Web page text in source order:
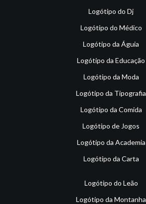
Logótipo do Dj
Logótipo do Médico
Logótipo da Águia
Logótipo da Educação
Logótipo da Moda
Logótipo da Tipografia
Logótipo da Comida
Logótipo de Jogos
Logótipo da Academia
Logótipo da Carta
Logótipo do Leão
Logótipo da Montanha